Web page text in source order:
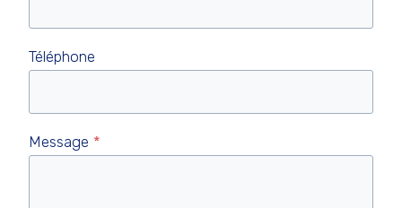
Téléphone
Message *